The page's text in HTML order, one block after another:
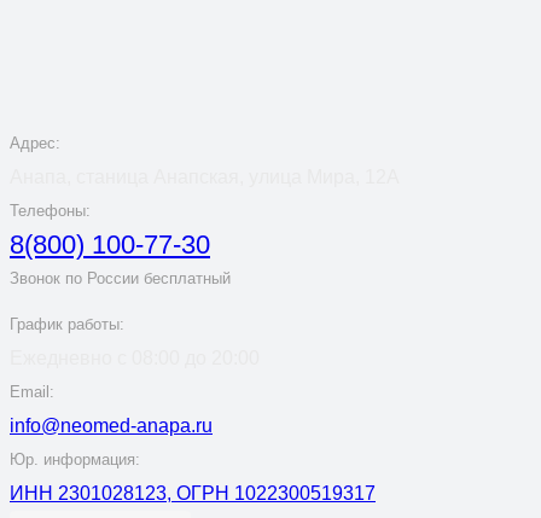
Адрес:
Телефоны:
8(800) 100-77-30
Звонок по России бесплатный
График работы:
Email:
info@neomed-anapa.ru
Юр. информация:
ИНН 2301028123, ОГРН 1022300519317